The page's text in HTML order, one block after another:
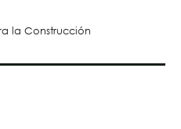
la Construcción